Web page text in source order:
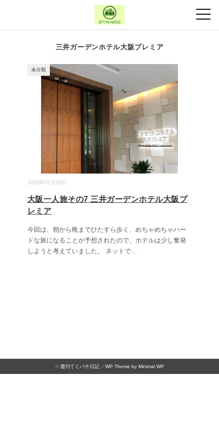
三井ガーデンホテル大阪プレミア
2020年01月03日
未分類
大阪一人旅その7 三井ガーデンホテル大阪プ
レミア
今回は、朝から晩までひたすら歩く、めちゃめちゃハー
ドな旅になることが予想されたので、ホテルは少し奮発
しようと考えていました。 ネットで...
© 週刊てくパチ日記. / WP Theme by Minimal WP